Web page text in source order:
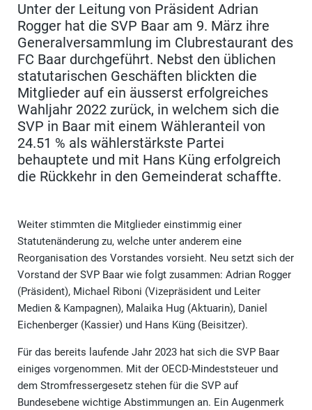
Unter der Leitung von Präsident Adrian
Rogger hat die SVP Baar am 9. März ihre
Generalversammlung im Clubrestaurant des
FC Baar durchgeführt. Nebst den üblichen
statutarischen Geschäften blickten die
Mitglieder auf ein äusserst erfolgreiches
Wahljahr 2022 zurück, in welchem sich die
SVP in Baar mit einem Wähleranteil von
24.51 % als wählerstärkste Partei
behauptete und mit Hans Küng erfolgreich
die Rückkehr in den Gemeinderat schaffte.
Weiter stimmten die Mitglieder einstimmig einer
Statutenänderung zu, welche unter anderem eine
Reorganisation des Vorstandes vorsieht. Neu setzt sich der
Vorstand der SVP Baar wie folgt zusammen: Adrian Rogger
(Präsident), Michael Riboni (Vizepräsident und Leiter
Medien & Kampagnen), Malaika Hug (Aktuarin), Daniel
Eichenberger (Kassier) und Hans Küng (Beisitzer).
Für das bereits laufende Jahr 2023 hat sich die SVP Baar
einiges vorgenommen. Mit der OECD-Mindeststeuer und
dem Stromfressergesetz stehen für die SVP auf
Bundesebene wichtige Abstimmungen an. Ein Augenmerk